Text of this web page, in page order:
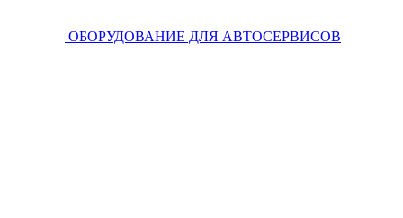
ОБОРУДОВАНИЕ ДЛЯ АВТОСЕРВИСОВ